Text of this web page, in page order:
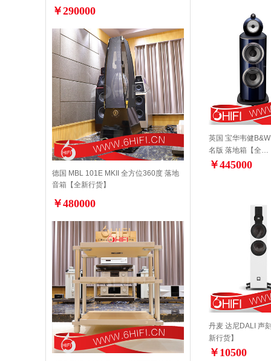
￥290000
德国 MBL 101E MKII 全方位360度 落地
音箱【全新行货】
￥480000
英国 宝华韦健
名版 落地箱【全…
￥445000
丹麦 达尼DALI 声
新行货】
￥10500